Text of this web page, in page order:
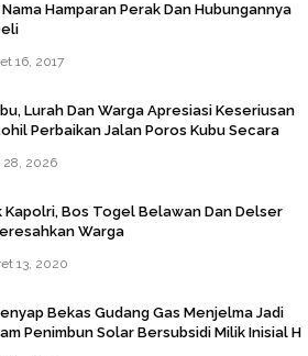
Hamparan Perak Dan Hubungannya
16, 2017
Lurah Dan Warga Apresiasi Keseriusan
Perbaikan Jalan Poros Kubu Secara
28, 2026
Kapolri, Bos Togel Belawan Dan Delser
Warga
13, 2020
Bekas Gudang Gas Menjelma Jadi
Penimbun Solar Bersubsidi Milik Inisial H